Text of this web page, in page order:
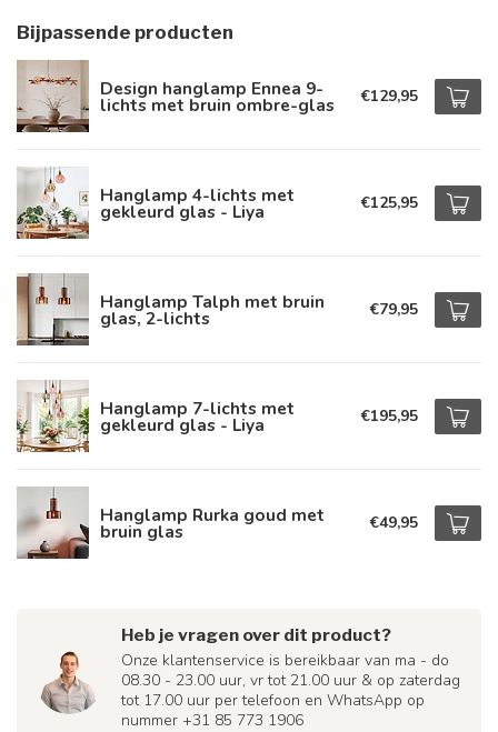
Bijpassende producten
Design hanglamp Ennea 9-
lichts met bruin ombre-glas €129,95
Hanglamp 4-lichts met
gekleurd glas - Liya €125,95
Hanglamp Talph met bruin
glas, 2-lichts €79,95
Hanglamp 7-lichts met
gekleurd glas - Liya €195,95
Hanglamp Rurka goud met
bruin glas €49,95
Heb je vragen over dit product?
Onze klantenservice is bereikbaar van ma - do
08.30 - 23.00 uur, vr tot 21.00 uur & op zaterdag
tot 17.00 uur per telefoon en WhatsApp op
nummer +31 85 773 1906